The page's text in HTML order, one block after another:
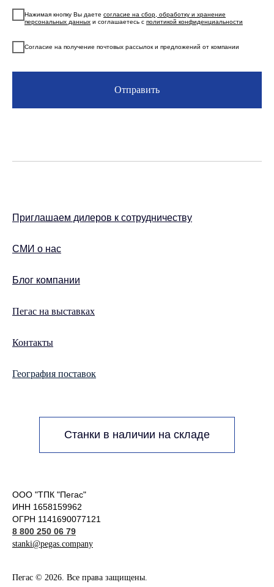
Нажимая кнопку Вы даете согласие на сбор, обработку и хранение
персональных данных и соглашаетесь с политикой конфиденциальности
Согласие на получение почтовых рассылок и предложений от компании
Отправить
Приглашаем дилеров к сотрудничеству
СМИ о нас
Блог компании
Пегас на выставках
Контакты
География поставок
Станки в наличии на складе
ООО "ТПК "Пегас"
ИНН 1658159962
ОГРН 1141690077121
8 800 250 06 79
stanki@pegas.company
Пегас © 2026. Все права защищены.